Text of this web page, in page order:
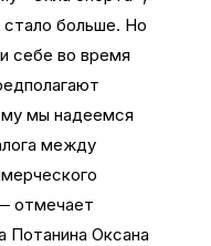
стало больше. Но
себе во время
мы надеемся
между
отмечает
Потанина Оксана